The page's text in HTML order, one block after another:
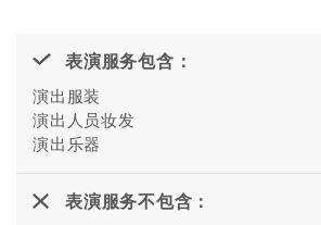
表演服务包含：
演出服装
演出人员妆发
演出乐器
表演服务不包含：